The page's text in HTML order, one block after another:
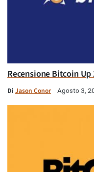
Recensione Bitcoin
Di Jason Conor Agosto 3,